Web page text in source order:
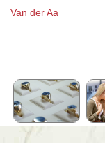
Van der Aa